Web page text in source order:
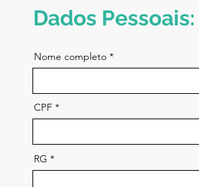
Dados Pessoais:
Nome completo
CPF
RG